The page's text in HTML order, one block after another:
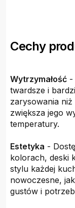
Cechy
Wytrzymałość -
twardsze i
zarysowania niż
zwiększa jego
temperatury.
Estetyka -
kolorach, deski
stylu każdej
nowoczesne,
gustów i